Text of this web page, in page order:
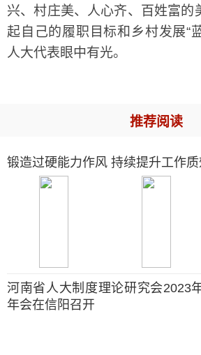
兴、村庄美、人心齐、百姓富的
起自己的履职目标和乡村发展“
人大代表眼中有光。
推荐阅读
锻造过硬能力作风 持续提升工作
河南省人大制度理论研究会2023
年会在信阳召开